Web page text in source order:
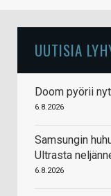
UUTISIA
Doom pyörii
6.8.2026
Samsungin
Ultrasta
6.8.2026